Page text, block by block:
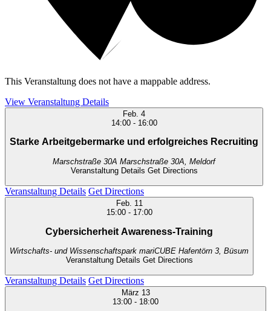
This Veranstaltung does not have a mappable address.
View Veranstaltung Details
Feb. 4
14:00 - 16:00
Starke Arbeitgebermarke und erfolgreiches Recruiting
Marschstraße 30A
Marschstraße 30A, Meldorf
Veranstaltung Details Get Directions
Veranstaltung Details Get Directions
Feb. 11
15:00 - 17:00
Cybersicherheit Awareness-Training
Wirtschafts- und Wissenschaftspark mariCUBE
Hafentörn 3, Büsum
Veranstaltung Details Get Directions
Veranstaltung Details Get Directions
März 13
13:00 - 18:00